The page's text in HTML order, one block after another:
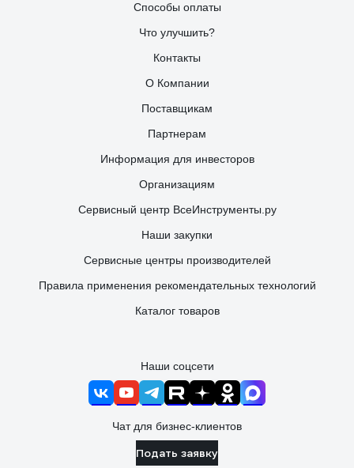
Способы оплаты
Что улучшить?
Контакты
О Компании
Поставщикам
Партнерам
Информация для инвесторов
Организациям
Сервисный центр ВсеИнструменты.ру
Наши закупки
Сервисные центры производителей
Правила применения рекомендательных технологий
Каталог товаров
Наши соцсети
Чат для бизнес-клиентов
Подать заявку